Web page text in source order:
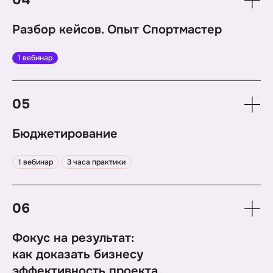
бизнес-потребностями организации
Разбор кейсов. Опыт Спортмастер
1 вебинар
05
Бюджетирование
2. Статьи для бюджетирования
3. Бюджетирование проектов
4. Бюджетирование в условиях неопределённости
1 вебинар 3 часа практики
06
Фокус на результат:
как доказать бизнесу